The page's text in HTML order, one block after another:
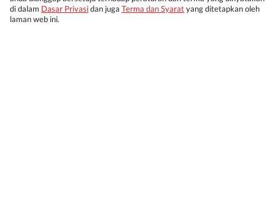
di dalam Dasar Privasidan juga Terma dan Syaratyang ditetapkan oleh
laman web ini.